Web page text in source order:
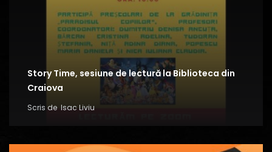
Story Time, sesiune de lectură la Biblioteca din
Craiova
Scris de Isac Liviu